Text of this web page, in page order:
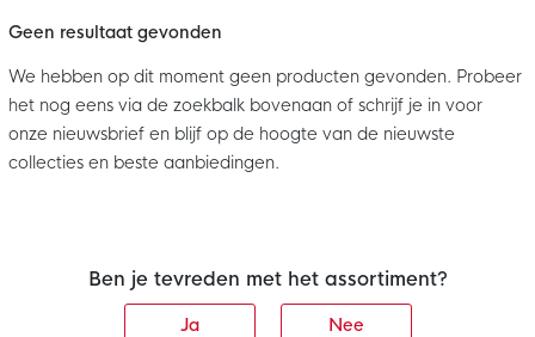
Geen resultaat gevonden
We hebben op dit moment geen producten gevonden. Probeer
het nog eens via de zoekbalk bovenaan of schrijf je in voor
onze nieuwsbrief en blijf op de hoogte van de nieuwste
collecties en beste aanbiedingen.
Ben je tevreden met het assortiment?
Ja Nee